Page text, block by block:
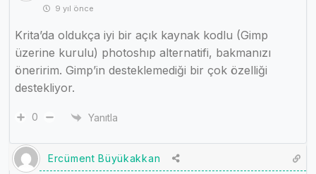
9 yıl önce
Krita’da oldukça iyi bir açık kaynak kodlu (Gimp
üzerine kurulu) photoshıp alternatifi, bakmanızı
öneririm. Gimp’in desteklemediği bir çok özelliği
destekliyor.
0 Yanıtla
Ercüment Büyükakkan